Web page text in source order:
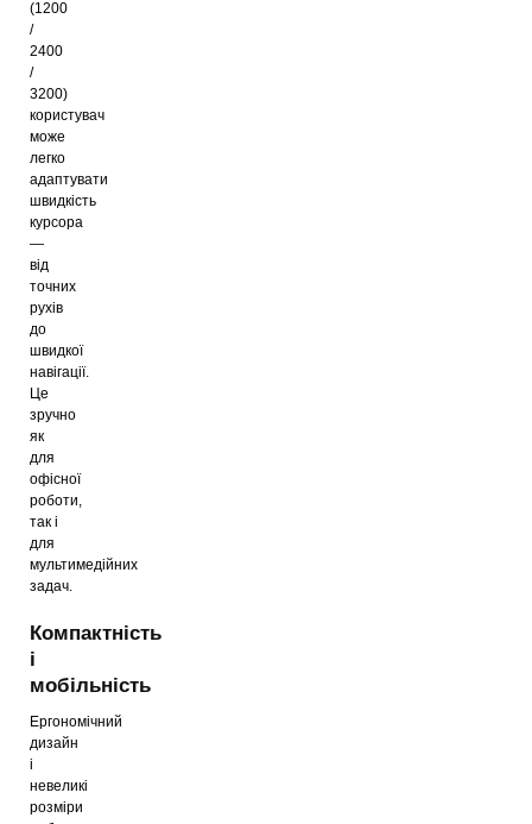
(1200
/
2400
/
3200)
користувач
може
легко
адаптувати
швидкість
курсора
—
від
точних
рухів
до
швидкої
навігації.
Це
зручно
як
для
офісної
роботи,
так і
для
мультимедійних
задач.
Компактність
і
мобільність
Ергономічний
дизайн
і
невеликі
розміри